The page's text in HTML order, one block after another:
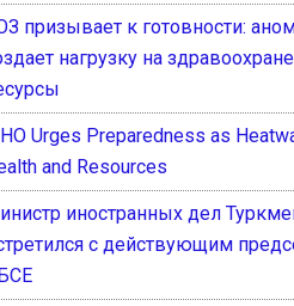
призывает к готовности:
нагрузку на
Urges Preparedness as
and Resources
иностранных дел
с действующим